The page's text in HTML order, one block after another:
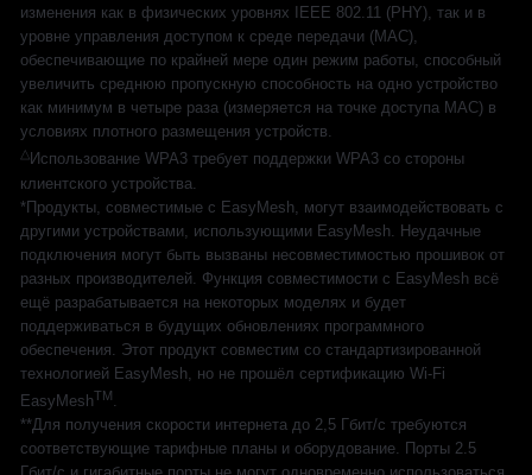
изменения как в физических уровнях IEEE 802.11 (PHY), так и в
уровне управления доступом к среде передачи (MAC),
обеспечивающие по крайней мере один режим работы, способный
увеличить среднюю пропускную способность на одно устройство
как минимум в четыре раза (измеряется на точке доступа MAC) в
условиях плотного размещения устройств.
△ Использование WPA3 требует поддержки WPA3 со стороны
клиентского устройства.
*Продукты, совместимые с EasyMesh, могут взаимодействовать с
другими устройствами, использующими EasyMesh. Неудачные
подключения могут быть вызваны несовместимостью прошивок от
разных производителей. Функция совместимости с EasyMesh всё
ещё разрабатывается на некоторых моделях и будет
поддерживаться в будущих обновлениях программного
обеспечения. Этот продукт совместим со стандартизированной
технологией EasyMesh, но не прошёл сертификацию Wi-Fi
EasyMeshTM
**Для получения скорости интернета до 2,5 Гбит/с требуются
соответствующие тарифные планы и оборудование. Порты 2.5